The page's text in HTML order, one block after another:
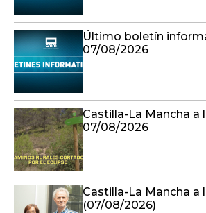
Último boletín
07/08/2026
Castilla-La Mancha a
07/08/2026
Castilla-La Mancha a
(07/08/2026)